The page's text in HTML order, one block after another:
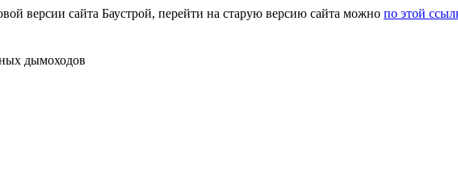
версии сайта Баустрой, перейти на старую версию сайта можно по этой
дымоходов